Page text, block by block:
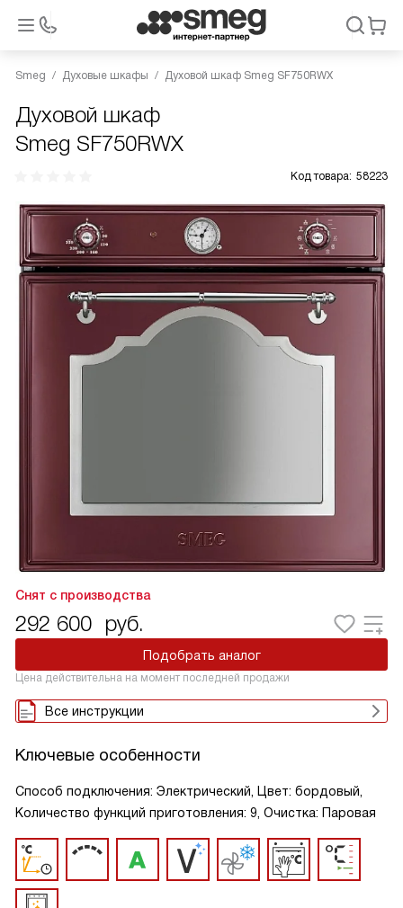
Smeg Духовые шкафы Духовой шкаф Smeg SF750RWX
Духовой шкаф
Smeg SF750RWX
Код товара: 58223
Снят с производства
292 600 руб.
Подобрать аналог
Цена действительна на момент последней продажи
Все инструкции
Ключевые особенности
Способ подключения: Электрический, Цвет: бордовый,
Количество функций приготовления: 9, Очистка: Паровая